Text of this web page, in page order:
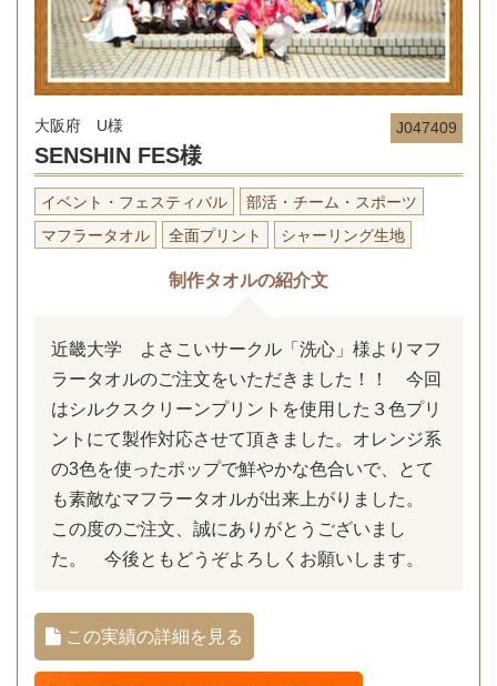
J047409
大阪府 U様
SENSHIN FES様
イベント・フェスティバル
部活・チーム・スポーツ
マフラータオル
全面プリント シャーリング生地
制作タオルの紹介文
近畿大学 よさこいサークル「洗心」様よりマフ
ラータオルのご注文をいただきました！！ 今回
はシルクスクリーンプリントを使用した３色プリ
ントにて製作対応させて頂きました。オレンジ系
の3色を使ったポップで鮮やかな色合いで、とて
も素敵なマフラータオルが出来上がりました。
この度のご注文、誠にありがとうございまし
た。 今後ともどうぞよろしくお願いします。
この実績の詳細を見る